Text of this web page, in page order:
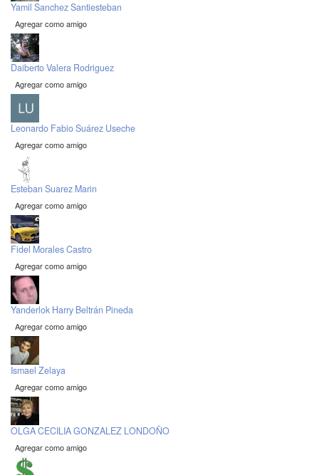
Yamil Sanchez Santiesteban
Agregar como amigo
Daiberto Valera Rodriguez
Agregar como amigo
Leonardo Fabio Suárez Useche
Agregar como amigo
Esteban Suarez Marin
Agregar como amigo
Fidel Morales Castro
Agregar como amigo
Yanderlok Harry Beltrán Pineda
Agregar como amigo
Ismael Zelaya
Agregar como amigo
OLGA CECILIA GONZALEZ LONDOÑO
Agregar como amigo